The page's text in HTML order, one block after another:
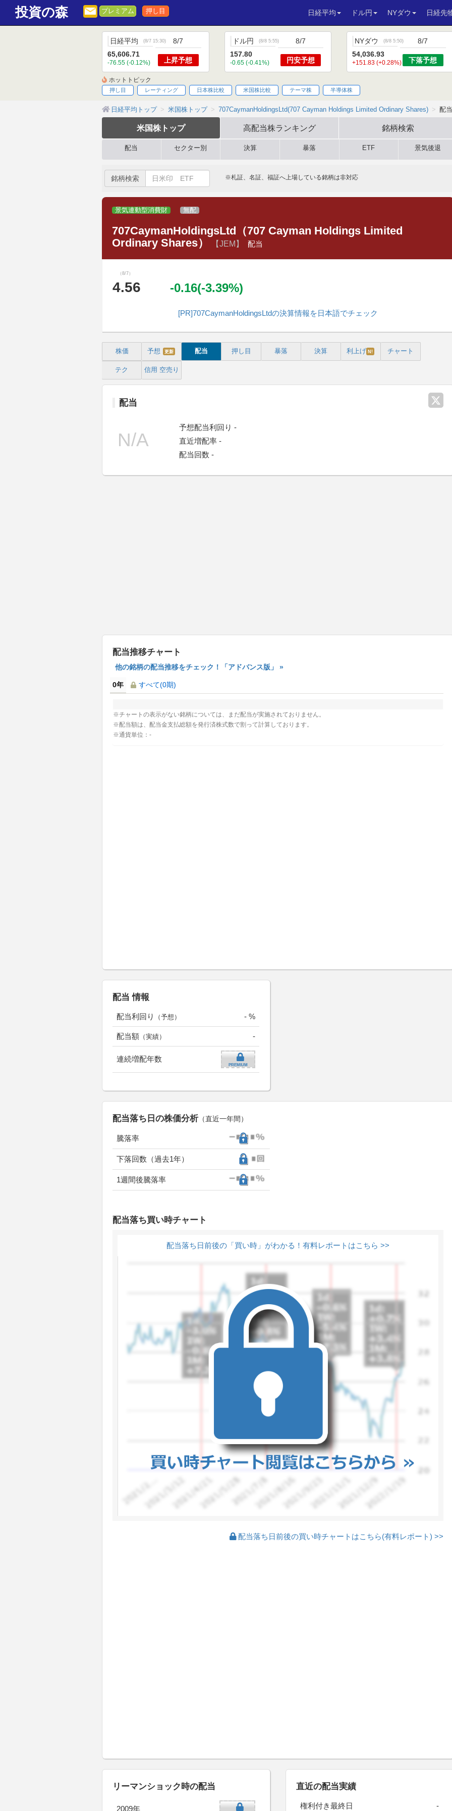
投資の森 プレミアム 押し目 日経平均 ドル円 NYダウ 日経先
日経平均 (8/7 15:30)
65,606.71
-76.55 (-0.12%)
8/7
上昇予想
ドル円 (8/8 5:55)
157.80
-0.65 (-0.41%)
8/7
円安予想
NYダウ (8/8 5:50)
54,036.93
+151.83 (+0.28%)
8/7
下落予想
ホットトピック
押し目 レーティング 日本株比較 米国株比較 テーマ株 半導体株
日経平均トップ 米国株トップ 707CaymanHoldingsLtd(707 Cayman Holdings Limited Ordinary Shares) 配当
米国株 トップ 高配当株ランキング 銘柄検索
配当 セクター別 決算 暴落 ETF 景気後退
銘柄検索 ※札証、名証、福証へ上場している銘柄は非対応
景気連動型消費財 無配
707CaymanHoldingsLtd（707 Cayman Holdings Limited
Ordinary Shares）
【JEM】 配当
（8/7）
4.56 -0.16(-3.39%)
[PR]707CaymanHoldingsLtdの決算情報を日本語でチェック
株価 予想 更新 配当 押し目 暴落 決算 利上げ N! チャート
テク 信用 空売り
配当
予想配当利回り -
直近増配率 -
配当回数 -
配当推移チャート
他の銘柄の配当推移をチェック！「アドバンス版」 »
0年 すべて(0期)
※チャートの表示がない銘柄については、まだ配当が実施されておりません。
※配当額は、配当金支払総額を発行済株式数で割って計算しております。
※通貨単位：-
配当 情報
配当利回り （予想） - %
配当額 （実績） -
連続増配年数
PREMIUM
配当落ち日の株価分析（直近一年間）
騰落率
下落回数（過去1年）
1週間後騰落率
配当落ち買い時チャート
配当落ち日前後の「買い時」がわかる！有料レポートはこちら >>
配当落ち日前後の買い時チャートはこちら(有料レポート) >>
リーマンショック時の配当
2009年
直近の配当実績
権利付き最終日 -